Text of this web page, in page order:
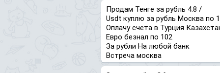
Продам Тенге за рубль 4.8 /
Usdt куплю за рубль Москва по
Оплачу счета в Турция
Евро безнал по 102
За рубли На любой банк
Встреча москва